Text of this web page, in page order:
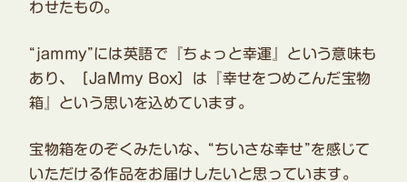
わせたもの。
“jammy”には英語で『ちょっと幸運』という意味も
あり、［JaMmy Box］は『幸せをつめこんだ宝物
箱』という思いを込めています。
宝物箱をのぞくみたいな、“ちいさな幸せ”を感じて
いただける作品をお届けしたいと思っています。